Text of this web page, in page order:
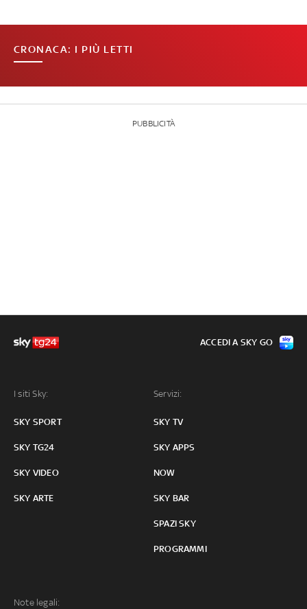
CRONACA: I PIÙ LETTI
PUBBLICITÀ
I siti Sky:
SKY SPORT
SKY TG24
SKY VIDEO
SKY ARTE
Servizi:
SKY TV
SKY APPS
NOW
SKY BAR
SPAZI SKY
PROGRAMMI
Note legali:
ACCEDI A SKY GO